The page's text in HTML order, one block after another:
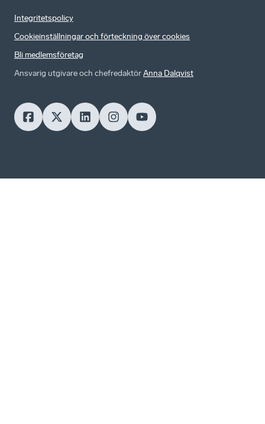
Integritetspolicy
Cookieinställningar och förteckning över cookies
Bli medlemsföretag
Ansvarig utgivare och chefredaktörAnna Dalqvist